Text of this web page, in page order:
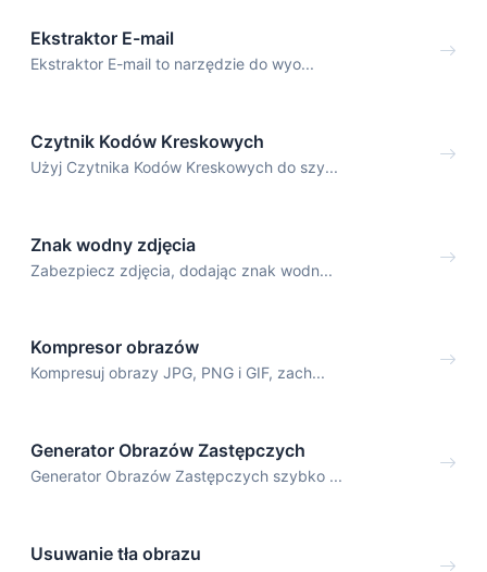
Ekstraktor E-mail
Ekstraktor E-mail to narzędzie do wyo...
Czytnik Kodów Kreskowych
Użyj Czytnika Kodów Kreskowych do szy...
Znak wodny zdjęcia
Zabezpiecz zdjęcia, dodając znak wodn...
Kompresor obrazów
Kompresuj obrazy JPG, PNG i GIF, zach...
Generator Obrazów Zastępczych
Generator Obrazów Zastępczych szybko ...
Usuwanie tła obrazu